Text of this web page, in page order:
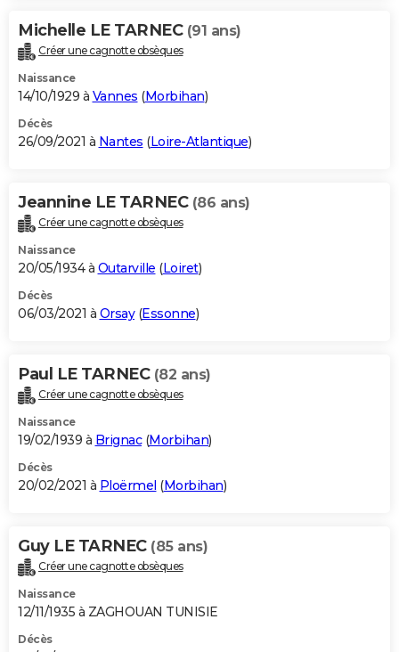
Michelle LE TARNEC (91 ans)
Créer une cagnotte obsèques
Naissance
14/10/1929 à Vannes (Morbihan)
Décès
26/09/2021 à Nantes (Loire-Atlantique)
Jeannine LE TARNEC (86 ans)
Créer une cagnotte obsèques
Naissance
20/05/1934 à Outarville (Loiret)
Décès
06/03/2021 à Orsay(Essonne)
Paul LE TARNEC (82 ans)
Créer une cagnotte obsèques
Naissance
19/02/1939 à Brignac(Morbihan)
Décès
20/02/2021 à Ploërmel (Morbihan)
Guy LE TARNEC (85 ans)
Créer une cagnotte obsèques
Naissance
12/11/1935 à ZAGHOUAN TUNISIE
Décès